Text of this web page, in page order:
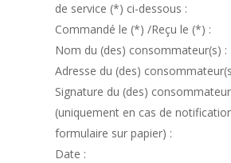
de service (*) ci-dessous :
Commandé le (*) /Reçu le (*) :
Nom du (des) consommateur(s) :
Adresse du (des)
Signature du (des)
(uniquement en cas de
formulaire sur papier) :
Date :